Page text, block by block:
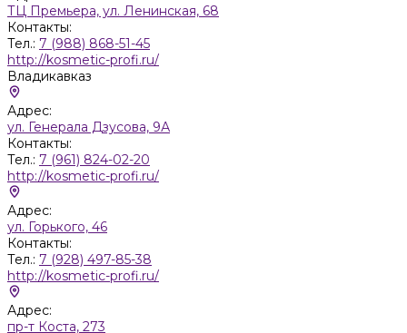
ТЦ Премьера, ул. Ленинская, 68
Контакты:
Тел.: 7 (988) 868-51-45
http://kosmetic-profi.ru/
Владикавказ
Адрес:
ул. Генерала Дзусова, 9А
Контакты:
Тел.: 7 (961) 824-02-20
http://kosmetic-profi.ru/
Адрес:
ул. Горького, 46
Контакты:
Тел.: 7 (928) 497-85-38
http://kosmetic-profi.ru/
Адрес:
пр-т Коста, 273